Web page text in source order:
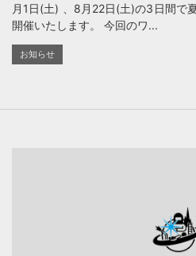
月1日(土) 、8月22日(土)の3日間で
開催いたします。 今回のワ...
お知らせ